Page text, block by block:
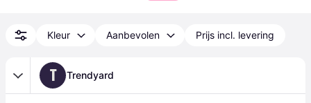
Kleur Aanbevolen Prijs incl. levering
T Trendyard